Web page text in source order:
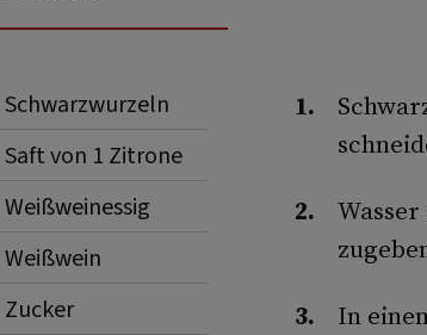
Schwarzwurzeln
Saft von 1 Zitrone
Weißweinessig
Weißwein
Zucker
In